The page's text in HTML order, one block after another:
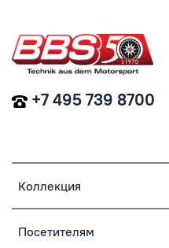
Коллекция
Посетителям
+7 495 739 8700